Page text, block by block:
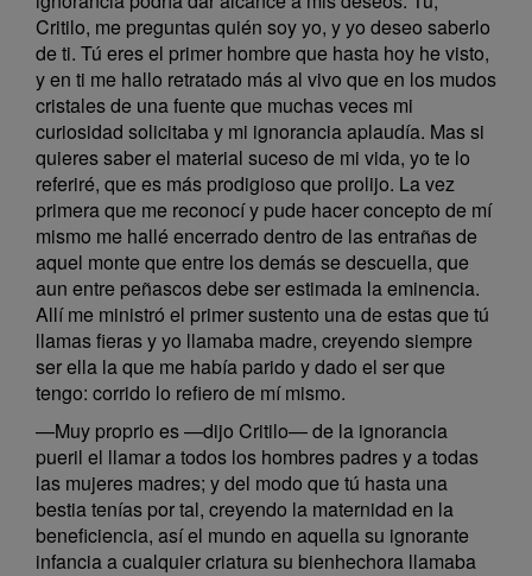
Critilo, me preguntas quién soy yo, y yo deseo saberlo
de ti. Tú eres el primer hombre que hasta hoy he visto,
y en ti me hallo retratado más al vivo que en los mudos
cristales de una fuente que muchas veces mi
curiosidad solicitaba y mi ignorancia aplaudía. Mas si
quieres saber el material suceso de mi vida, yo te lo
referiré, que es más prodigioso que prolijo. La vez
primera que me reconocí y pude hacer concepto de mí
mismo me hallé encerrado dentro de las entrañas de
aquel monte que entre los demás se descuella, que
aun entre peñascos debe ser estimada la eminencia.
Allí me ministró el primer sustento una de estas que tú
llamas fieras y yo llamaba madre, creyendo siempre
ser ella la que me había parido y dado el ser que
tengo: corrido lo refiero de mí mismo.
—Muy proprio es —dijo Critilo— de la ignorancia
pueril el llamar a todos los hombres padres y a todas
las mujeres madres; y del modo que tú hasta una
bestia tenías por tal, creyendo la maternidad en la
beneficiencia, así el mundo en aquella su ignorante
infancia a cualquier criatura su bienhechora llamaba